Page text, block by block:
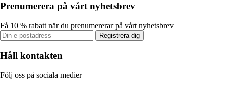
Prenumerera på vårt nyhetsbrev
Få 10 % rabatt när du prenumererar på vårt nyhetsbrev
Registrera dig
Håll kontakten
Följ oss på sociala medier